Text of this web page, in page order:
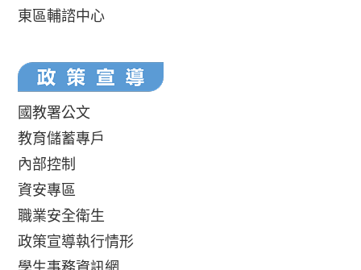
東區輔諮中心
國教署公文
教育儲蓄專戶
內部控制
資安專區
職業安全衛生
政策宣導執行情形